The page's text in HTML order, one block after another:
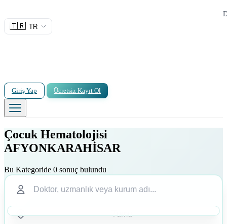
🇹🇷 TR
Giriş Yap Ücretsiz Kayıt Ol
Çocuk Hematolojisi
AFYONKARAHİSAR
Bu Kategoride 0 sonuç bulundu